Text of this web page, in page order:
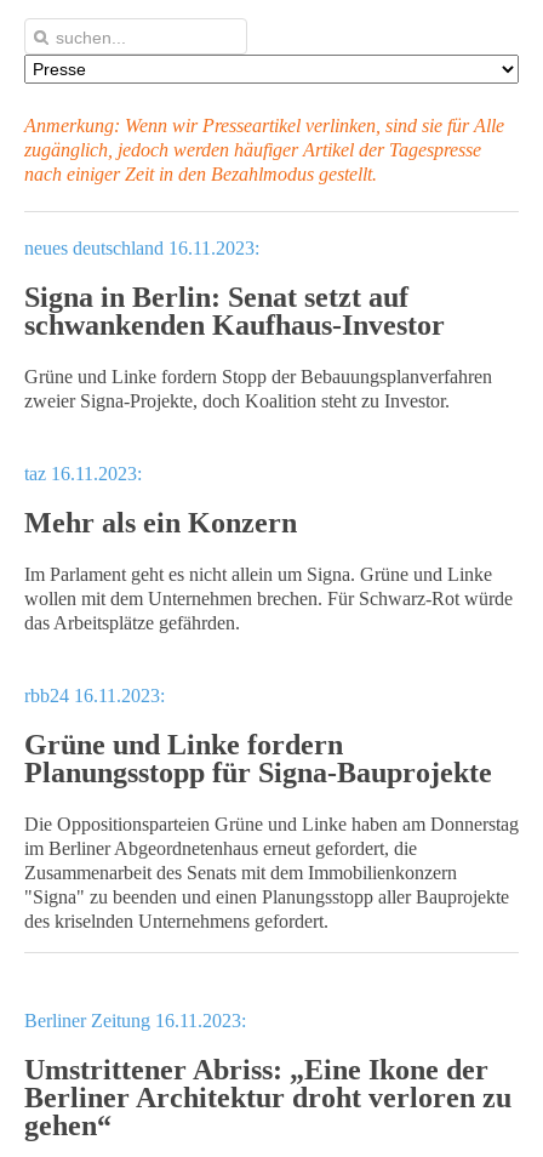
Anmerkung: Wenn wir Presseartikel verlinken, sind sie für Alle
zugänglich, jedoch werden häufiger Artikel der Tagespresse
nach einiger Zeit in den Bezahlmodus gestellt.
neues deutschland 16.11.2023:
Signa in Berlin: Senat setzt auf
schwankenden Kaufhaus-Investor
Grüne und Linke fordern Stopp der Bebauungsplanverfahren
zweier Signa-Projekte, doch Koalition steht zu Investor.
taz 16.11.2023:
Mehr als ein Konzern
Im Parlament geht es nicht allein um Signa. Grüne und Linke
wollen mit dem Unternehmen brechen. Für Schwarz-Rot würde
das Arbeitsplätze gefährden.
rbb24 16.11.2023:
Grüne und Linke fordern
Planungsstopp für Signa-Bauprojekte
Die Oppositionsparteien Grüne und Linke haben am Donnerstag
im Berliner Abgeordnetenhaus erneut gefordert, die
Zusammenarbeit des Senats mit dem Immobilienkonzern
"Signa" zu beenden und einen Planungsstopp aller Bauprojekte
des kriselnden Unternehmens gefordert.
Berliner Zeitung 16.11.2023:
Umstrittener Abriss: „Eine Ikone der
Berliner Architektur droht verloren zu
gehen“